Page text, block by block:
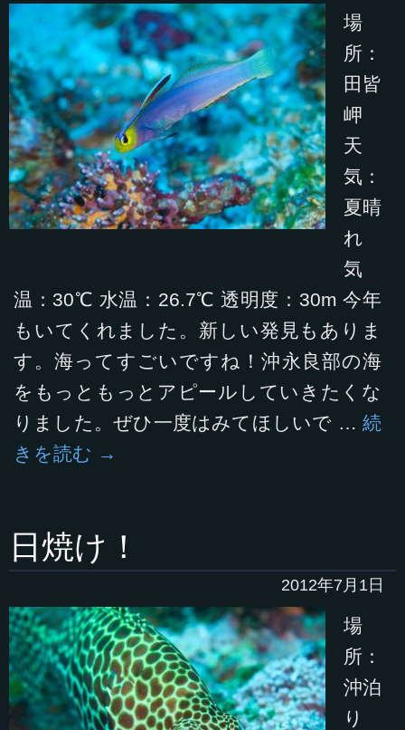
場
所：
田皆
岬
天
気：
夏晴
れ
気
温：30℃ 水温：26.7℃ 透明度：30m 今年
もいてくれました。新しい発見もありま
す。海ってすごいですね！沖永良部の海
をもっともっとアピールしていきたくな
りました。ぜひ一度はみてほしいで …続
きを読む →
日焼け！
2012年7月1日
場
所：
沖泊
り